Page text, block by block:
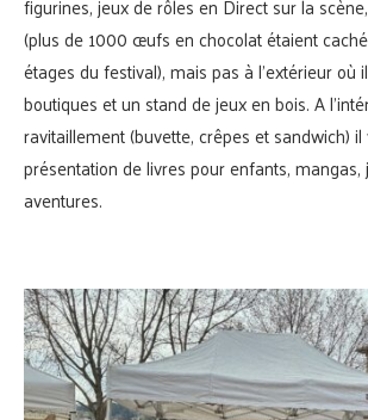
figurines, jeux de rôles en Direct sur la
(plus de 1000 œufs en chocolat étaient
étages du festival), mais pas à l’extérieur où
boutiques et un stand de jeux en bois. A
ravitaillement (buvette, crêpes et sandwich)
présentation de livres pour enfants,
aventures.